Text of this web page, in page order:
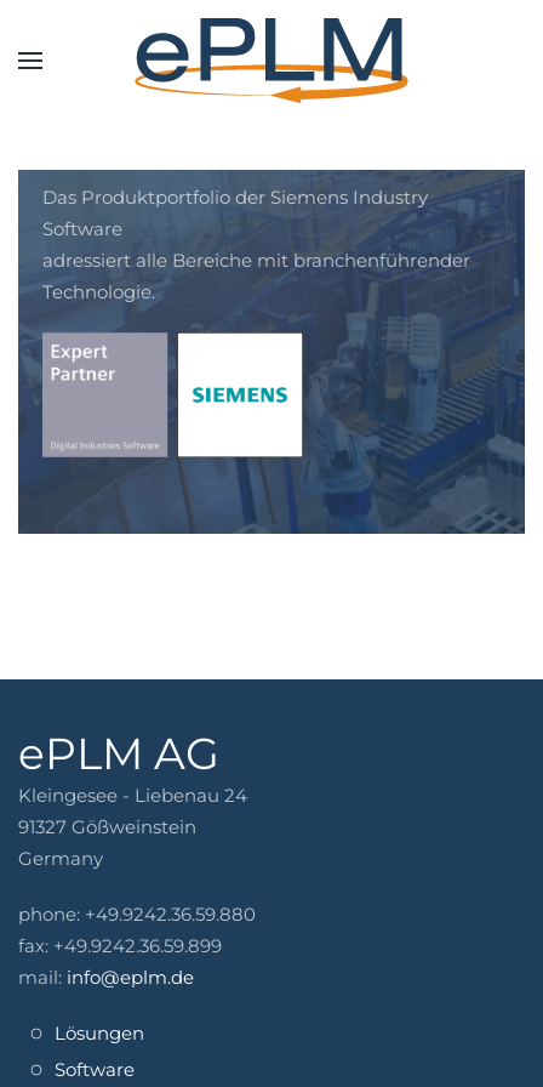
Das Produktportfolio der Siemens Industry
Software
adressiert alle Bereiche mit branchenführender
Technologie.
ePLM AG
Kleingesee - Liebenau 24
91327 Gößweinstein
Germany
phone: +49.9242.36.59.880
fax: +49.9242.36.59.899
mail: info@eplm.de
Lösungen
Software